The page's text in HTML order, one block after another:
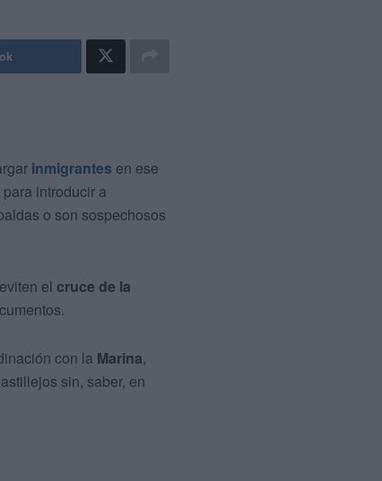
inmigrantes en ese
introducir a
o son sospechosos
el cruce de la
con la Marina,
sin, saber, en